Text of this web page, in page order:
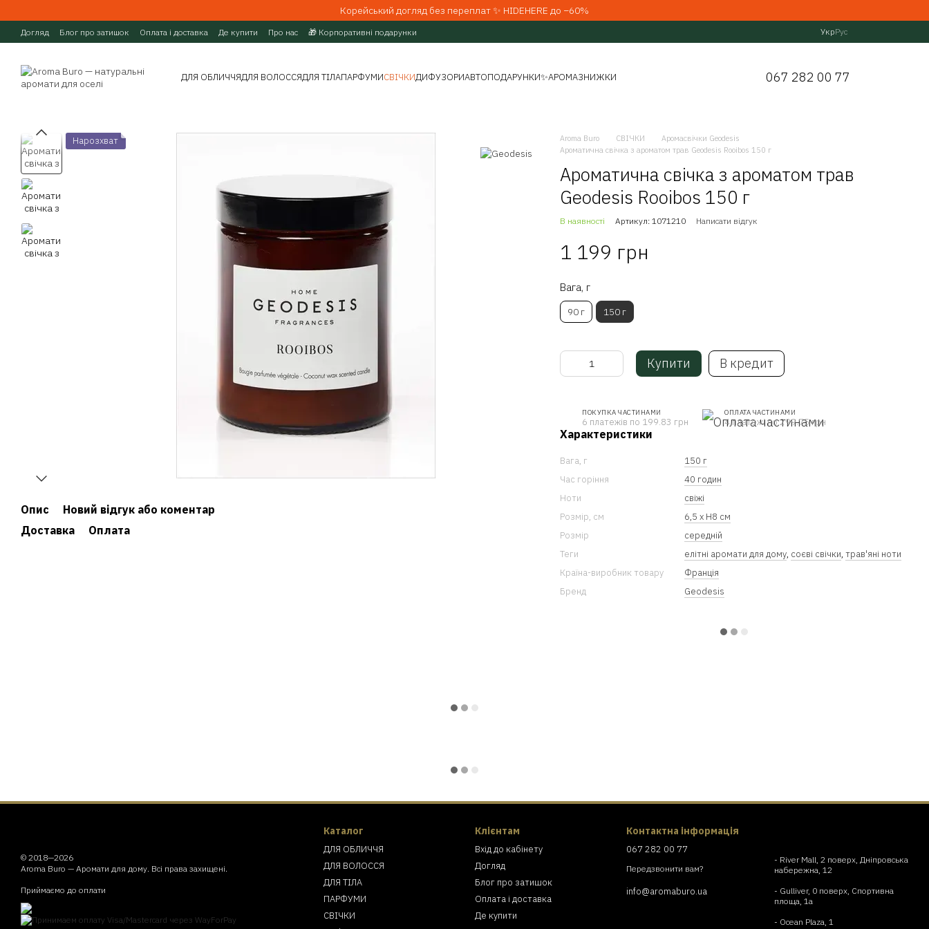
Корейський догляд без переплат ✨ HIDEHERE до −60%
Догляд Блог про затишок Оплата і доставка Де купити Про нас 🎁 Корпоративні подарунки УкрРус
ДЛЯ ОБЛИЧЧЯДЛЯ ВОЛОССЯДЛЯ ТІЛАПАРФУМИСВІЧКИДИФУЗОРИАВТОПОДАРУНКИ✨АРОМАЗНИЖКИ 067 282 00 77
Нарозхват
Опис
Новий відгук або коментар
Доставка
Оплата
Aroma Buro СВІЧКИ
Аромасвічки Geodesis
Ароматична свічка з ароматом трав Geodesis Rooibos 150 г
Ароматична свічка з ароматом трав
Geodesis Rooibos 150 г
В наявності Артикул: 1071210 Написати відгук
1 199 грн
Вага, г
90 г 150 г
Купити В кредит
ПОКУПКА ЧАСТИНАМИ
6 платежів по 199.83 грн
ОПЛАТА ЧАСТИНАМИ
4 платежі по 299.75 грн
Характеристики
Вага, г
150 г
Час горіння
40 годин
Ноти
свіжі
Розмір, см
6,5 х Н8 см
Розмір
середній
Теги
елітні аромати для дому, соєві свічки,трав'яні ноти
Країна-виробник товару
Франція
Бренд
Geodesis
© 2018—2026
Aroma Buro — Аромати для дому. Всі права захищені.
Приймаємо до оплати
Каталог
ДЛЯ ОБЛИЧЧЯ
ДЛЯ ВОЛОССЯ
ДЛЯ ТІЛА
ПАРФУМИ
СВІЧКИ
Клієнтам
Вхід до кабінету
Догляд
Блог про затишок
Оплата і доставка
Де купити
Контактна інформація
067 282 00 77
Передзвонити вам?
info@aromaburo.ua
- River Mall, 2 поверх, Дніпровська
набережна, 12
- Gulliver, 0 поверх, Спортивна
площа, 1а
- Ocean Plaza, 1